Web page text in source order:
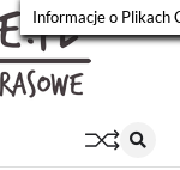
Informacje o Plikach